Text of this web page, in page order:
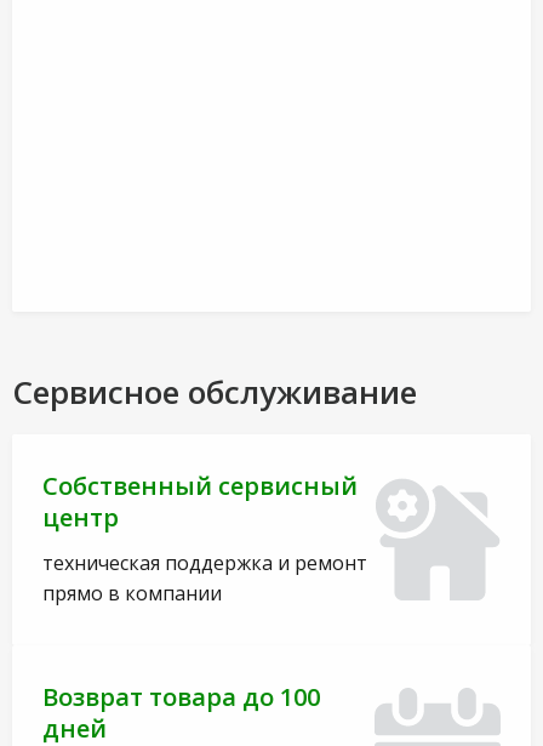
Сервисное обслуживание
Собственный сервисный
центр
техническая поддержка и ремонт
прямо в компании
Возврат товара до 100
дней